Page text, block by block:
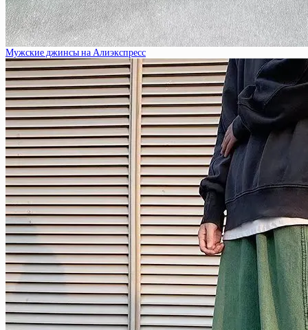
Мужские джинсы на Алиэкспресс